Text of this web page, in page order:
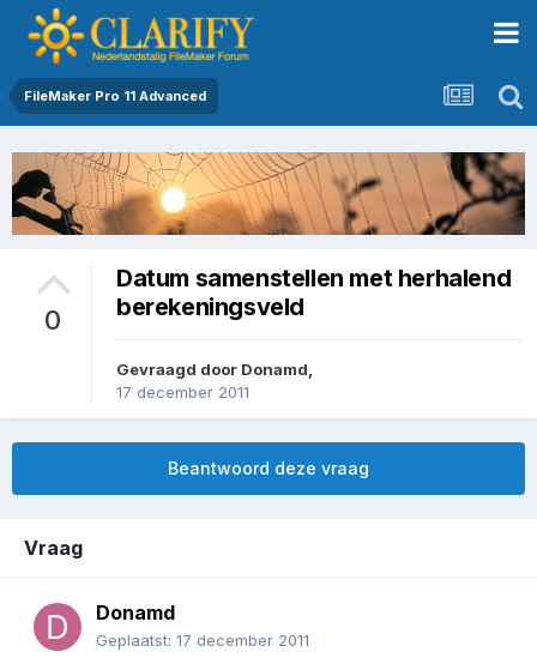
FileMaker Pro 11 Advanced
0
Datum samenstellen met herhalend
berekeningsveld
Gevraagd door Donamd
17 december 2011
Beantwoord deze vraag
Vraag
Donamd
Geplaatst: 17 december 2011